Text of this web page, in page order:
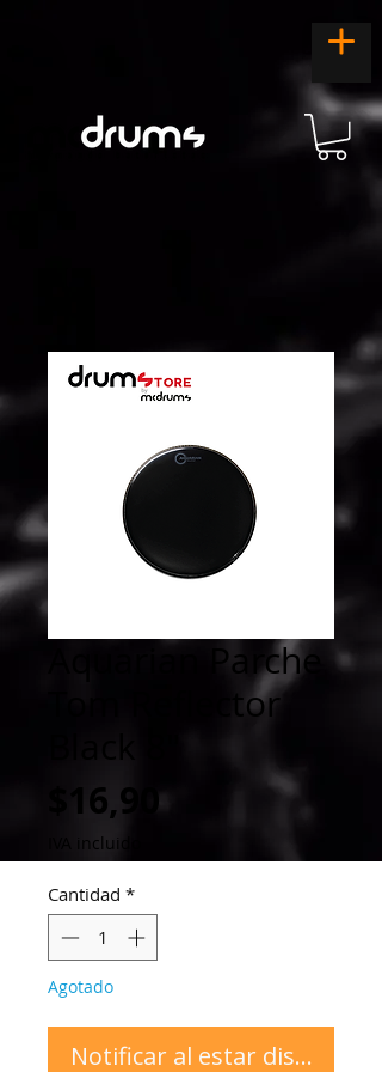
Aquarian Parche
Tom Reflector
$16,90Precio
IVA incluido
Cantidad *
Agotado
Notificar al estar disponible